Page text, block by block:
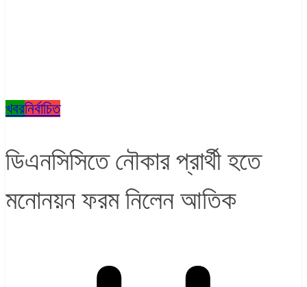
খবরনির্বাচিত
ডিএনসিসিতে নৌকার প্রার্থী হতে
মনোনয়ন ফরম নিলেন আতিক